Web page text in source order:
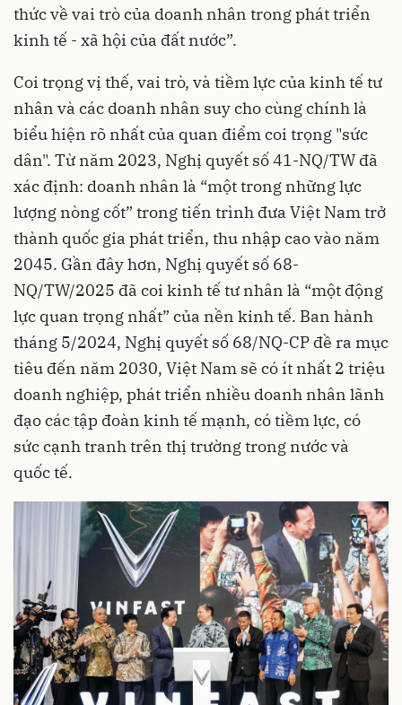
thức về vai trò của doanh nhân trong phát triển
kinh tế - xã hội của đất nước”.
Coi trọng vị thế, vai trò, và tiềm lực của kinh tế tư
nhân và các doanh nhân suy cho cùng chính là
biểu hiện rõ nhất của quan điểm coi trọng "sức
dân". Từ năm 2023, Nghị quyết số 41-NQ/TW đã
xác định: doanh nhân là “một trong những lực
lượng nòng cốt” trong tiến trình đưa Việt Nam trở
thành quốc gia phát triển, thu nhập cao vào năm
2045. Gần đây hơn, Nghị quyết số 68-
NQ/TW/2025 đã coi kinh tế tư nhân là “một động
lực quan trọng nhất” của nền kinh tế. Ban hành
tháng 5/2024, Nghị quyết số 68/NQ-CP đề ra mục
tiêu đến năm 2030, Việt Nam sẽ có ít nhất 2 triệu
doanh nghiệp, phát triển nhiều doanh nhân lãnh
đạo các tập đoàn kinh tế mạnh, có tiềm lực, có
sức cạnh tranh trên thị trường trong nước và
quốc tế.